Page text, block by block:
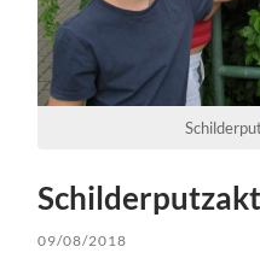
09/08/2018